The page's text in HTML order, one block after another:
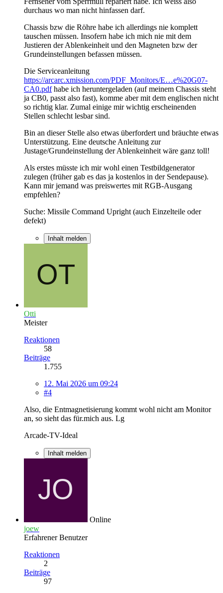
durchaus wo man nicht hinfassen darf.
Chassis bzw die Röhre habe ich allerdings nie komplett
tauschen müssen. Insofern habe ich mich nie mit dem
Justieren der Ablenkeinheit und den Magneten bzw der
Grundeinstellungen befassen müssen.
Die Serviceanleitung
https://arcarc.xmission.com/PDF_Monitors/E…e%20G07-
CA0.pdfhabe ich heruntergeladen (auf meinem Chassis steht
ja CB0, passt also fast), komme aber mit dem englischen nicht
so richtig klar. Zumal einige mir wichtig erscheinenden
Stellen schlecht lesbar sind.
Bin an dieser Stelle also etwas überfordert und bräuchte etwas
Unterstützung. Eine deutsche Anleitung zur
Justage/Grundeinstellung der Ablenkeinheit wäre ganz toll!
Als erstes müsste ich mir wohl einen Testbildgenerator
zulegen (früher gab es das ja kostenlos in der Sendepause).
Kann mir jemand was preiswertes mit RGB-Ausgang
empfehlen?
Suche: Missile Command Upright (auch Einzelteile oder
defekt)
Inhalt melden
Otti
Meister
Reaktionen
58
Beiträge
1.755
12. Mai 2026 um 09:24
#4
Also, die Entmagnetisierung kommt wohl nicht am Monitor
an, so sieht das für.mich aus. Lg
Arcade-TV-Ideal
Inhalt melden
Online
joew
Erfahrener Benutzer
Reaktionen
2
Beiträge
97